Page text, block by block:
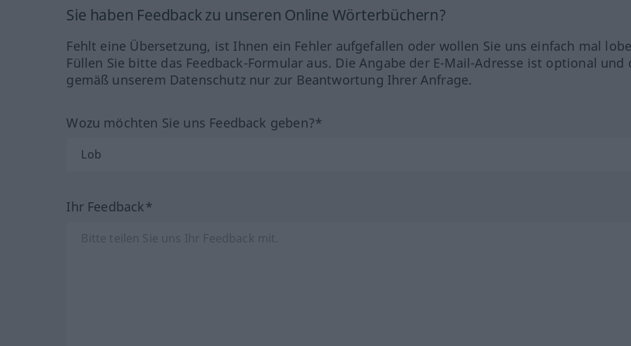
Sie haben Feedback zu unseren Online Wörterbüchern?
Fehlt eine Übersetzung, ist Ihnen ein Fehler aufgefallen oder wollen Sie uns einfach mal
Füllen Sie bitte das Feedback-Formular aus. Die Angabe der E-Mail-Adresse ist optional und
gemäß unserem Datenschutz nur zur Beantwortung Ihrer Anfrage.
Wozu möchten Sie uns Feedback geben?*
Ihr Feedback*